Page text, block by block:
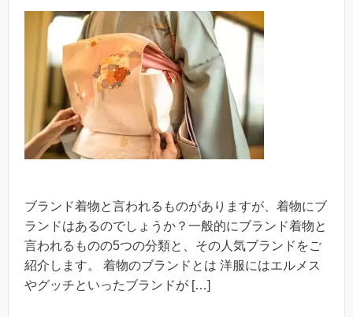
ブランド着物と言われるものがありますが、着物にブ
ランドはあるのでしょうか？一般的にブランド着物と
言われるものの5つの分類と、その人気ブランドをご
紹介します。 着物のブランドとは 洋服にはエルメス
やグッチといったブランドが […]